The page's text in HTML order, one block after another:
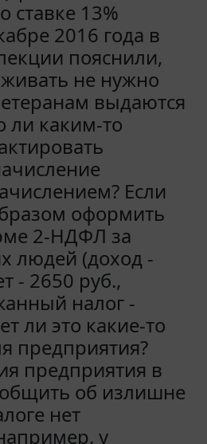
13%
2016 года в
пояснили,
не нужно
выдаются
ли каким-то
Если
оформить
2-НДФЛ за
людей (доход -
- 2650 руб.,
налог -
ли это какие-то
предприятия?
предприятия в
об излишне
нет
у